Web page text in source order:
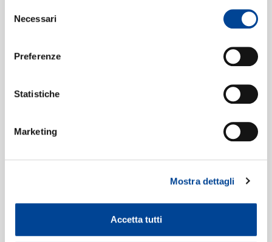
delNecessari
Preferenze
Statistiche
Marketing
Mostra dettagli
Accetta tutti